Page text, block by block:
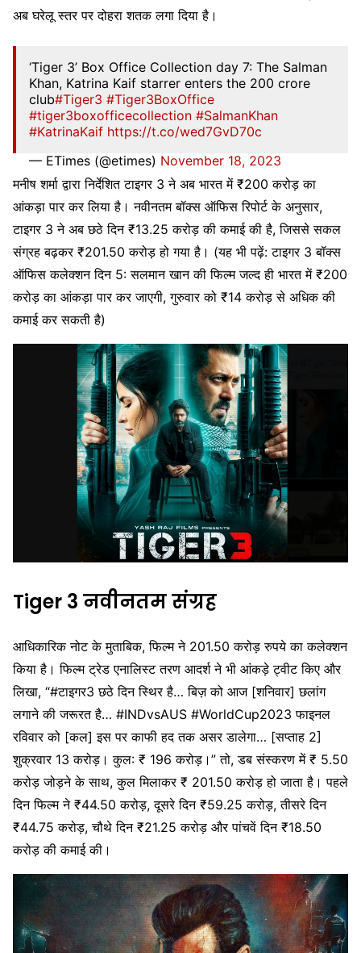
अब घरेलू स्तर पर दोहरा शतक लगा दिया है।
‘Tiger 3’ Box Office Collection day 7: The Salman
Khan, Katrina Kaif starrer enters the 200 crore
club#Tiger3 #Tiger3BoxOffice
#tiger3boxofficecollection #SalmanKhan
#KatrinaKaif https://t.co/wed7GvD70c
— ETimes (@etimes) November 18, 2023
मनीष शर्मा द्वारा निर्देशित टाइगर 3 ने अब भारत में ₹200 करोड़ का
आंकड़ा पार कर लिया है। नवीनतम बॉक्स ऑफिस रिपोर्ट के अनुसार,
टाइगर 3 ने अब छठे दिन ₹13.25 करोड़ की कमाई की है, जिससे सकल
संग्रह बढ़कर ₹201.50 करोड़ हो गया है। (यह भी पढ़ें: टाइगर 3 बॉक्स
ऑफिस कलेक्शन दिन 5: सलमान खान की फिल्म जल्द ही भारत में ₹200
करोड़ का आंकड़ा पार कर जाएगी, गुरुवार को ₹14 करोड़ से अधिक की
कमाई कर सकती है)
Tiger 3 नवीनतम संग्रह
आधिकारिक नोट के मुताबिक, फिल्म ने 201.50 करोड़ रुपये का कलेक्शन
किया है। फिल्म ट्रेड एनालिस्ट तरण आदर्श ने भी आंकड़े ट्वीट किए और
लिखा, “#टाइगर3 छठे दिन स्थिर है… बिज़ को आज [शनिवार] छलांग
लगाने की जरूरत है… #INDvsAUS #WorldCup2023 फाइनल
रविवार को [कल] इस पर काफी हद तक असर डालेगा… [सप्ताह 2]
शुक्रवार 13 करोड़। कुल: ₹ 196 करोड़।” तो, डब संस्करण में ₹ 5.50
करोड़ जोड़ने के साथ, कुल मिलाकर ₹ 201.50 करोड़ हो जाता है। पहले
दिन फिल्म ने ₹44.50 करोड़, दूसरे दिन ₹59.25 करोड़, तीसरे दिन
₹44.75 करोड़, चौथे दिन ₹21.25 करोड़ और पांचवें दिन ₹18.50
करोड़ की कमाई की।